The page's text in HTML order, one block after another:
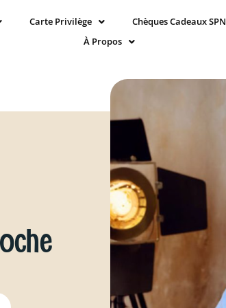
Carte Privilège Chèques Cadeaux SPN
À Propos